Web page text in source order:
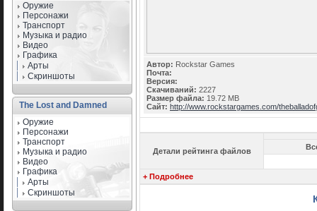
Оружие
Персонажи
Транспорт
Музыка и радио
Видео
Графика
Арты
Скриншоты
The Lost and Damned
Оружие
Персонажи
Транспорт
Музыка и радио
Видео
Графика
Арты
Скриншоты
Автор: Rockstar Games
Почта:
Версия:
Скачиваний: 2227
Размер файла: 19.72 MB
Сайт: http://www.rockstargames.com/
Детали рейтинга файлов
+ Подробнее